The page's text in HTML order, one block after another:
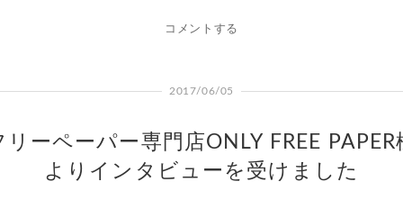
コメントする
2017/06/05
リーペーパー専門店ONLY FREE PAPER
よりインタビューを受けました